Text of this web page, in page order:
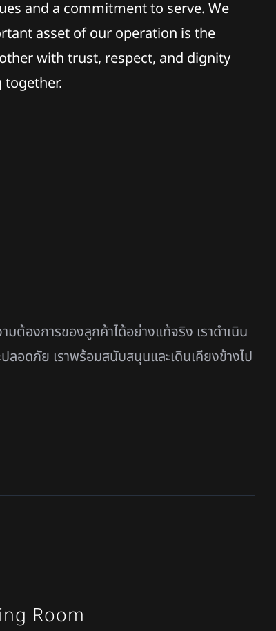
and a commitment to serve. We
asset of our operation is the
with trust, respect, and dignity
องการของลูกค้าได้อย่างแท้จริง เราดำเนิน
อดภัย เราพร้อมสนับสนุนและเดินเคียงข้างไป
Room